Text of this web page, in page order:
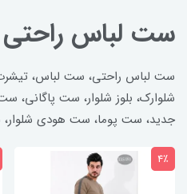
ست لباس راحتی
ست لباس راحتی، ست لباس،
شلوارک، بلوز شلوار، ست پاگانی،
جدید، ست پوما، ست هودی
4٪